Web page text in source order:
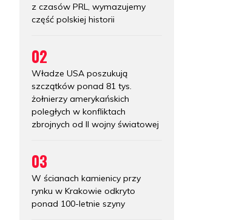
z czasów PRL, wymazujemy
część polskiej historii
02
Władze USA poszukują
szczątków ponad 81 tys.
żołnierzy amerykańskich
poległych w konfliktach
zbrojnych od II wojny światowej
03
W ścianach kamienicy przy
rynku w Krakowie odkryto
ponad 100-letnie szyny